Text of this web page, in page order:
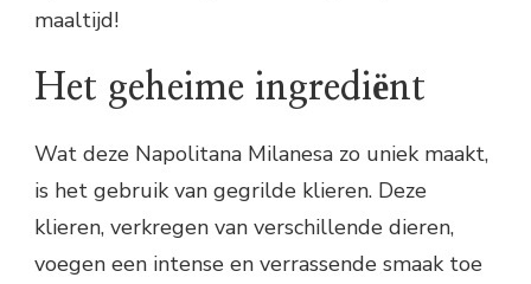
maaltijd!
Het geheime ingrediënt
Wat deze Napolitana Milanesa zo uniek maakt,
is het gebruik van gegrilde klieren. Deze
klieren, verkregen van verschillende dieren,
voegen een intense en verrassende smaak toe